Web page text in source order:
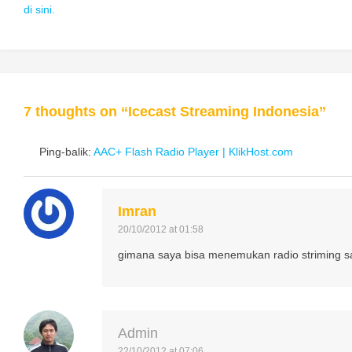
di sini.
7 thoughts on “Icecast Streaming Indonesia”
Ping-balik: AAC+ Flash Radio Player | KlikHost.com
Imran
20/10/2012 at 01:58
gimana saya bisa menemukan radio striming
Admin